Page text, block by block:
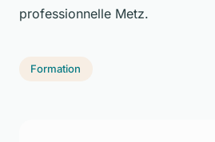
professionnelle Metz.
Formation